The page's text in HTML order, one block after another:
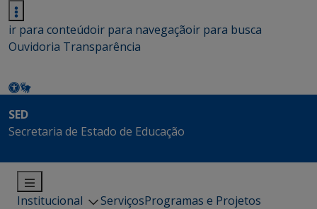
ir para conteúdoir para navegaçãoir para busca
Ouvidoria Transparência
SED
Secretaria de Estado de Educação
Institucional ServiçosProgramas e Projetos